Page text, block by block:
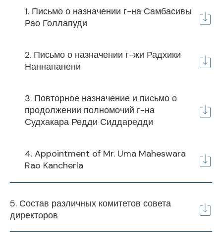
1. Письмо о назначении г-на Самбасивы
Рао Голлапуди
2. Письмо о назначении г-жи Радхики
Наннапанени
3. Повторное назначение и письмо о
продолжении полномочий г-на
Судхакара Редди Сиддаредди
4. Appointment of Mr. Uma Maheswara
Rao Kancherla
5. Состав различных комитетов совета
директоров